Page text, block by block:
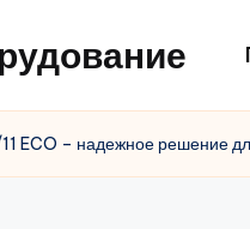
ECO – надежное решение